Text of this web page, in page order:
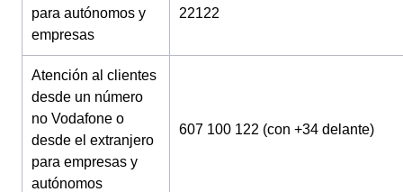
para autónomos y
empresas
22122
Atención al clientes
desde un número
no Vodafone o
desde el extranjero
para empresas y
autónomos
607 100 122 (con +34 delante)